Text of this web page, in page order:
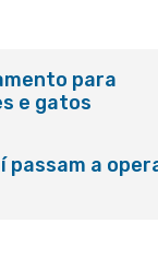
para
e gatos
passam a